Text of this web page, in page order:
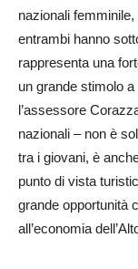
nazionali
entrambi hanno
rappresenta una
un grande stimolo
l’assessore
nazionali – non è
tra i giovani, è
punto di vista
grande opportunità
all’economia